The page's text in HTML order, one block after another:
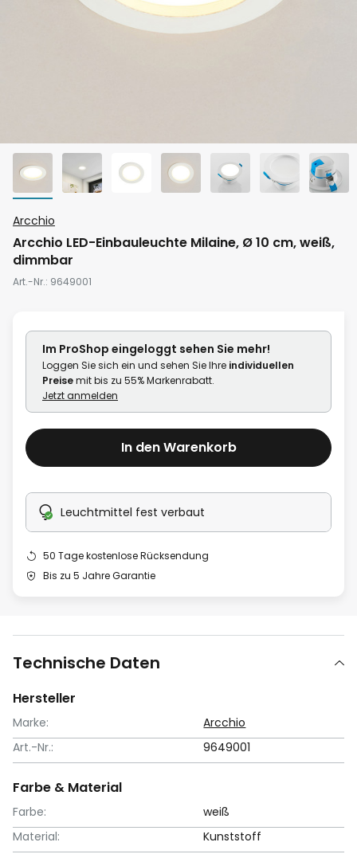
Anfang
der
springen
Arcchio
Arcchio LED-Einbauleuchte Milaine, Ø 10 cm, weiß,
dimmbar
Art.-Nr. 9649001
Im ProShop eingeloggt sehen Sie mehr!
Loggen Sie sich ein und sehen Sie Ihre individuellen
Preisemit bis zu 55% Markenrabatt.
Jetzt anmelden
In den Warenkorb
Leuchtmittel fest verbaut
50 Tage kostenlose Rücksendung
Bis zu 5 Jahre Garantie
Technische Daten
Hersteller
Marke:
Arcchio
Art.-Nr.:
9649001
Farbe & Material
Farbe:
weiß
Material:
Kunststoff